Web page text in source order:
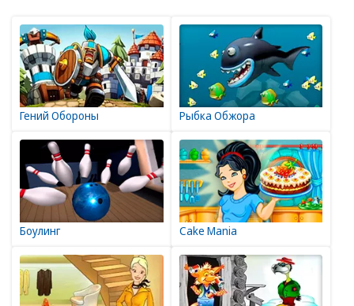
Гений Обороны Рыбка Обжора
Боулинг Cake Mania